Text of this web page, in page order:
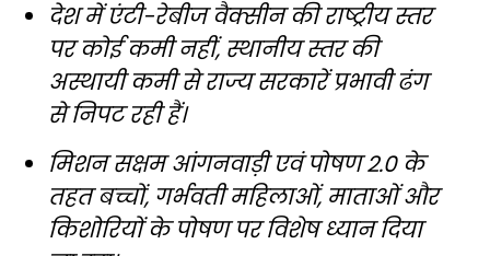
देश में एंटी-रेबीज वैक्सीन की राष्ट्रीय स्तर
पर कोई कमी नहीं, स्थानीय स्तर की
अस्थायी कमी से राज्य सरकारें प्रभावी ढंग
से निपट रही हैं।
मिशन सक्षम आंगनवाड़ी एवं पोषण 2.0 के
तहत बच्चों, गर्भवती महिलाओं, माताओं और
किशोरियों के पोषण पर विशेष ध्यान दिया